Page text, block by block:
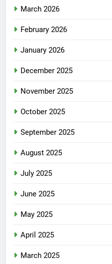
March 2026
February 2026
January 2026
December 2025
November 2025
October 2025
September 2025
August 2025
July 2025
June 2025
May 2025
April 2025
March 2025